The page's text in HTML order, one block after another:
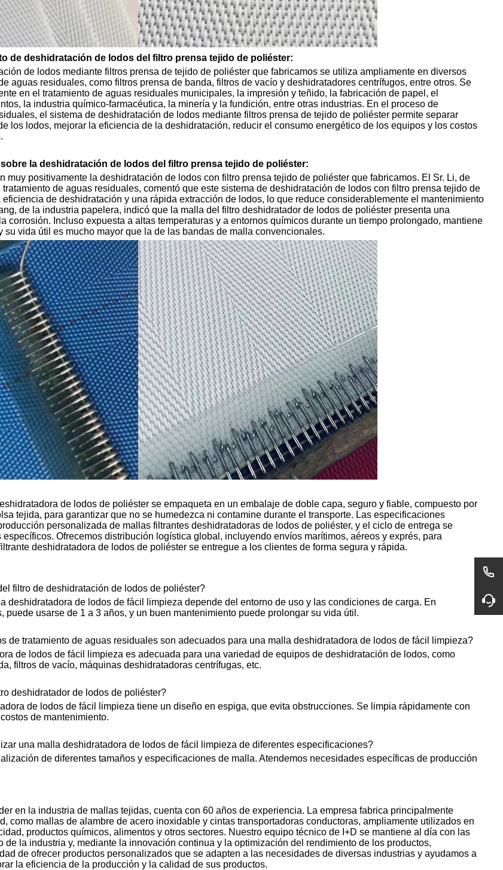
de deshidratación de lodos del filtro prensa tejido de poliéster:
de lodos mediante filtros prensa de tejido de poliéster que fabricamos se utiliza ampliamente en diversos
aguas residuales, como filtros prensa de banda, filtros de vacío y deshidratadores centrífugos, entre otros. Se
en el tratamiento de aguas residuales municipales, la impresión y teñido, la fabricación de papel, el
la industria químico-farmacéutica, la minería y la fundición, entre otras industrias. En el proceso de
el sistema de deshidratación de lodos mediante filtros prensa de tejido de poliéster permite separar
los lodos, mejorar la eficiencia de la deshidratación, reducir el consumo energético de los equipos y los costos
la deshidratación de lodos del filtro prensa tejido de poliéster:
muy positivamente la deshidratación de lodos con filtro prensa tejido de poliéster que fabricamos. El Sr. Li, de
de aguas residuales, comentó que este sistema de deshidratación de lodos con filtro prensa tejido de
eficiencia de deshidratación y una rápida extracción de lodos, lo que reduce considerablemente el mantenimiento
de la industria papelera, indicó que la malla del filtro deshidratador de lodos de poliéster presenta una
corrosión. Incluso expuesta a altas temperaturas y a entornos químicos durante un tiempo prolongado, mantiene
su vida útil es mucho mayor que la de las bandas de malla convencionales.
de lodos de poliéster se empaqueta en un embalaje de doble capa, seguro y fiable, compuesto por
tejida, para garantizar que no se humedezca ni contamine durante el transporte. Las especificaciones
personalizada de mallas filtrantes deshidratadoras de lodos de poliéster, y el ciclo de entrega se
Ofrecemos distribución logística global, incluyendo envíos marítimos, aéreos y exprés, para
deshidratadora de lodos de poliéster se entregue a los clientes de forma segura y rápida.
filtro de deshidratación de lodos de poliéster?
deshidratadora de lodos de fácil limpieza depende del entorno de uso y las condiciones de carga. En
puede usarse de 1 a 3 años, y un buen mantenimiento puede prolongar su vida útil.
de tratamiento de aguas residuales son adecuados para una malla deshidratadora de lodos de fácil limpieza?
de lodos de fácil limpieza es adecuada para una variedad de equipos de deshidratación de lodos, como
filtros de vacío, máquinas deshidratadoras centrífugas, etc.
deshidratador de lodos de poliéster?
de lodos de fácil limpieza tiene un diseño en espiga, que evita obstrucciones. Se limpia rápidamente con
de mantenimiento.
una malla deshidratadora de lodos de fácil limpieza de diferentes especificaciones?
de diferentes tamaños y especificaciones de malla. Atendemos necesidades específicas de producción
en la industria de mallas tejidas, cuenta con 60 años de experiencia. La empresa fabrica principalmente
como mallas de alambre de acero inoxidable y cintas transportadoras conductoras, ampliamente utilizados en
productos químicos, alimentos y otros sectores. Nuestro equipo técnico de I+D se mantiene al día con las
de la industria y, mediante la innovación continua y la optimización del rendimiento de los productos,
de ofrecer productos personalizados que se adapten a las necesidades de diversas industrias y ayudamos a
la eficiencia de la producción y la calidad de sus productos.